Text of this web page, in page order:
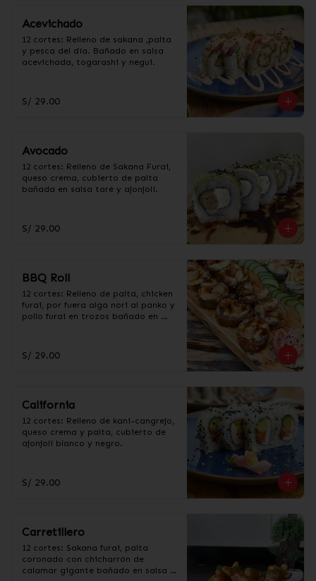
Acevichado
12 cortes: Relleno de sakana ,palta
y pesca del día. Bañado en salsa
acevichada, togarashi y negui.
S/ 29.00
Avocado
12 cortes: Relleno de Sakana Furai,
queso crema, cubierto de palta
bañada en salsa taré y ajonjolí.
S/ 29.00
BBQ Roll
12 cortes: Relleno de palta, chicken
furai, por fuera alga nori al panko y
pollo furai en trozos bañado en
S/ 29.00
California
12 cortes: Relleno de kani-cangrejo,
queso crema y palta, cubierto de
ajonjolí blanco y negro.
S/ 29.00
Carretillero
12 cortes: Sakana furai, palta
coronado con chicharrón de
calamar gigante bañado en salsa